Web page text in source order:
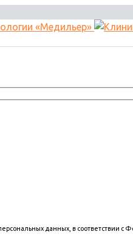
данных, в соответствии